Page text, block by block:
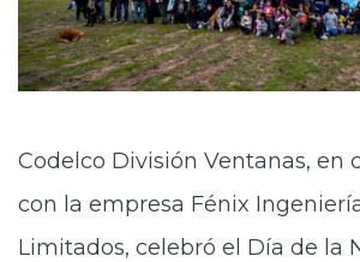
Codelco División Ventanas, en
con la empresa Fénix
Limitados, celebró el Día de la